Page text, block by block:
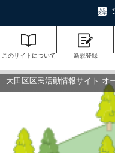
このサイトについて 新規登録
大田区区民活動情報サイト オ